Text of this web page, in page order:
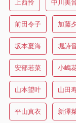
上西怜 中川美
前田令子 加藤
坂本夏海 堀詩
安部若菜 小嶋
山本望叶 山田
平山真衣 新澤